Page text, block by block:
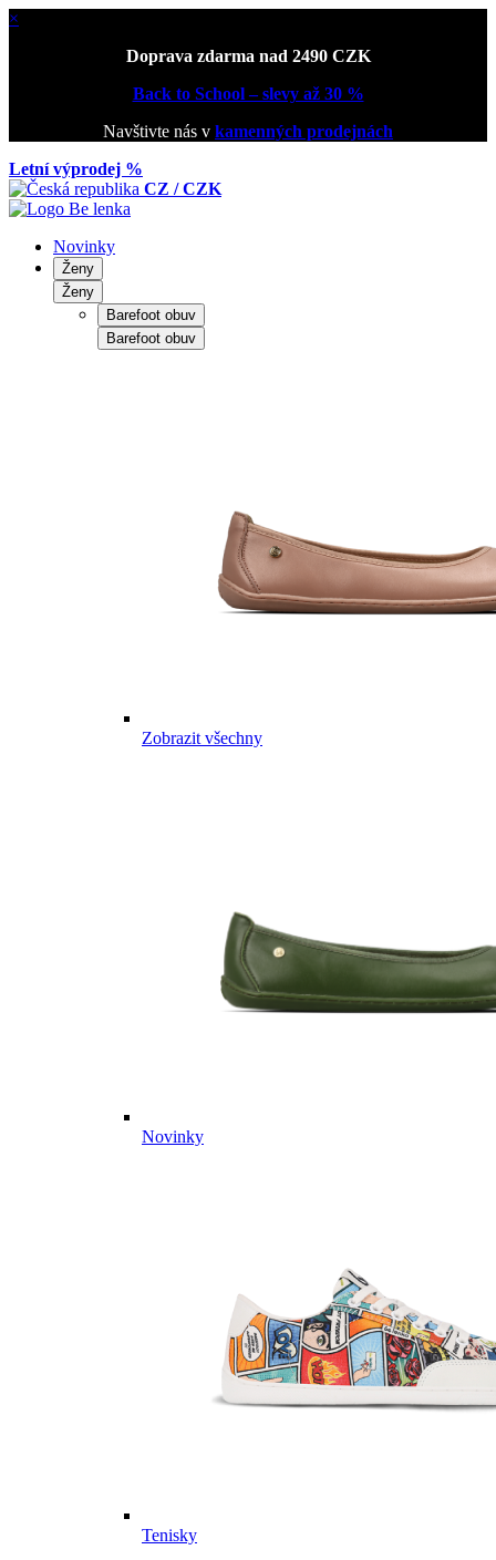
×
Doprava zdarma nad 2490 CZK
Back to School – slevy až 30 %
Navštivte nás v kamenných prodejnách
Letní výprodej %
CZ / CZK
Novinky
Ženy
Ženy
Barefoot obuv
Barefoot obuv
Zobrazit všechny
Novinky
Tenisky